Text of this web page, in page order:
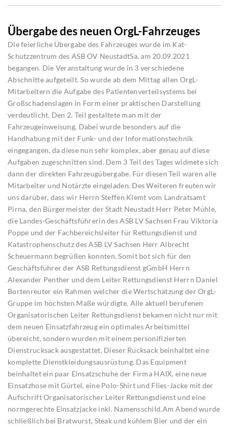
Übergabe des neuen OrgL-Fahrzeuges
Die feierliche Übergabe des Fahrzeuges wurde im Kat-
Schutzzentrum des ASB OV NeustadtSa. am 20.09.2021
begangen. Die Veranstaltung wurde in 3 verschiedene
Abschnitte aufgeteilt. So wurde ab dem Mittag allen OrgL-
Mitarbeitern die Aufgabe des Patientenverteilsystems bei
Großschadenslagen in Form einer praktischen Darstellung
verdeutlicht. Den 2. Teil gestaltete man mit der
Fahrzeugeinweisung. Dabei wurde besonders auf die
Handhabung mit der Funk- und der Informationstechnik
eingegangen, da diese nun sehr komplex, aber genau auf diese
Aufgaben zugeschnitten sind. Dem 3 Teil des Tages widmete sich
dann der direkten Fahrzeugübergabe. Für diesen Teil waren alle
Mitarbeiter und Notärzte eingeladen. Des Weiteren freuten wir
uns darüber, dass wir Herrn Steffen Klemt vom Landratsamt
Pirna, den Bürgermeister der Stadt Neustadt Herr Peter Mühle,
die Landes-Geschäftsführerin des ASB LV Sachsen Frau Viktoria
Poppe und der Fachbereichsleiter für Rettungsdienst und
Katastrophenschutz des ASB LV Sachsen Herr Albrecht
Scheuermann begrüßen konnten. Somit bot sich für den
Geschäftsführer der ASB Rettungsdienst gGmbH Herrn
Alexander Penther und dem Leiter Rettungsdienst Herrn Daniel
Bortenreuter ein Rahmen welcher die Wertschätzung der OrgL-
Gruppe im höchsten Maße würdigte. Alle aktuell berufenen
Organisatorischen Leiter Rettungsdienst bekamen nicht nur mit
dem neuen Einsatzfahrzeug ein optimales Arbeitsmittel
übereicht, sondern wurden mit einem personifizierten
Dienstrucksack ausgestattet. Dieser Rucksack beinhaltet eine
komplette Dienstkleidungsausrüstung. Das Equipment
beinhaltet ein paar Einsatzschuhe der Firma HAIX, eine neue
Einsatzhose mit Gürtel, eine Polo-Shirt und Flies-Jacke mit der
Aufschrift Organisatorischer Leiter Rettungsdienst und eine
normgerechte Einsatzjacke inkl. Namensschild.Am Abend wurde
schließlich bei Bratwurst, Steak und kühlem Bier und der ein